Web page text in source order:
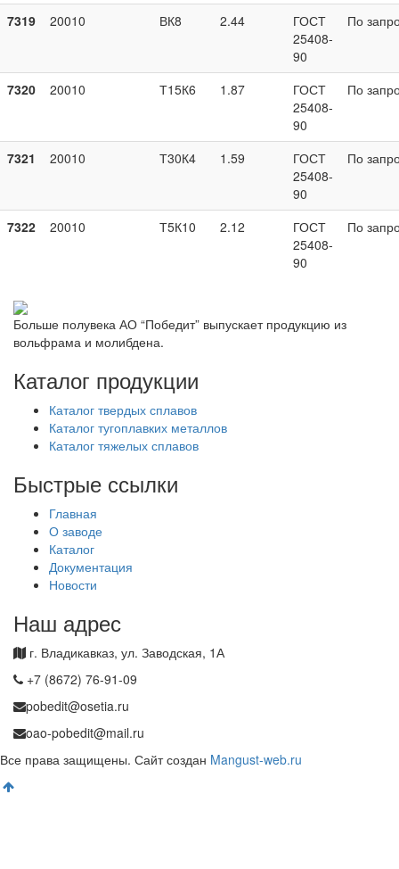
7319 20010 ВК8 2.44
ГОСТ
25408-
90
По
7320 20010 Т15К6 1.87
ГОСТ
25408-
90
По
7321 20010 Т30К4 1.59
ГОСТ
25408-
90
По
7322 20010 Т5К10 2.12
ГОСТ
25408-
90
По
Больше полувека АО “Победит” выпускает продукцию из
вольфрама и молибдена.
Каталог продукции
Каталог твердых сплавов
Каталог тугоплавких металлов
Каталог тяжелых сплавов
Быстрые ссылки
Главная
О заводе
Каталог
Документация
Новости
Наш адрес
г. Владикавказ, ул. Заводская, 1А
+7 (8672) 76-91-09
pobedit@osetia.ru
oao-pobedit@mail.ru
Все права защищены. Сайт создан Mangust-web.ru